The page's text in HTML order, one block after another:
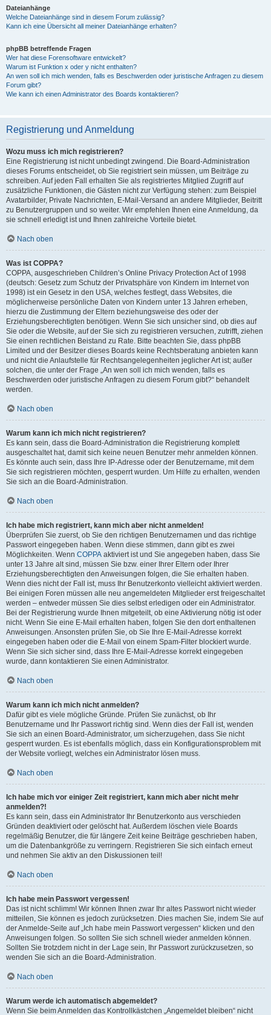
Dateianhänge
Welche Dateianhänge sind in diesem Forum zulässig?
Kann ich eine Übersicht all meiner Dateianhänge erhalten?
phpBB betreffende Fragen
Wer hat diese Forensoftware entwickelt?
Warum ist Funktion x oder y nicht enthalten?
An wen soll ich mich wenden, falls es Beschwerden oder juristische Anfragen zu diesem
Forum gibt?
Wie kann ich einen Administrator des Boards kontaktieren?
Registrierung und Anmeldung
Wozu muss ich mich registrieren?
Eine Registrierung ist nicht unbedingt zwingend. Die Board-Administration
dieses Forums entscheidet, ob Sie registriert sein müssen, um Beiträge zu
schreiben. Auf jeden Fall erhalten Sie als registriertes Mitglied Zugriff auf
zusätzliche Funktionen, die Gästen nicht zur Verfügung stehen: zum Beispiel
Avatarbilder, Private Nachrichten, E-Mail-Versand an andere Mitglieder, Beitritt
zu Benutzergruppen und so weiter. Wir empfehlen Ihnen eine Anmeldung, da
sie schnell erledigt ist und Ihnen zahlreiche Vorteile bietet.
Nach oben
Was ist COPPA?
COPPA, ausgeschrieben Children’s Online Privacy Protection Act of 1998
(deutsch: Gesetz zum Schutz der Privatsphäre von Kindern im Internet von
1998) ist ein Gesetz in den USA, welches festlegt, dass Websites, die
möglicherweise persönliche Daten von Kindern unter 13 Jahren erheben,
hierzu die Zustimmung der Eltern beziehungsweise des oder der
Erziehungsberechtigten benötigen. Wenn Sie sich unsicher sind, ob dies auf
Sie oder die Website, auf der Sie sich zu registrieren versuchen, zutrifft, ziehen
Sie einen rechtlichen Beistand zu Rate. Bitte beachten Sie, dass phpBB
Limited und der Besitzer dieses Boards keine Rechtsberatung anbieten kann
und nicht die Anlaufstelle für Rechtsangelegenheiten jeglicher Art ist; außer
solchen, die unter der Frage „An wen soll ich mich wenden, falls es
Beschwerden oder juristische Anfragen zu diesem Forum gibt?“ behandelt
werden.
Nach oben
Warum kann ich mich nicht registrieren?
Es kann sein, dass die Board-Administration die Registrierung komplett
ausgeschaltet hat, damit sich keine neuen Benutzer mehr anmelden können.
Es könnte auch sein, dass Ihre IP-Adresse oder der Benutzername, mit dem
Sie sich registrieren möchten, gesperrt wurden. Um Hilfe zu erhalten, wenden
Sie sich an die Board-Administration.
Nach oben
Ich habe mich registriert, kann mich aber nicht anmelden!
Überprüfen Sie zuerst, ob Sie den richtigen Benutzernamen und das richtige
Passwort eingegeben haben. Wenn diese stimmen, dann gibt es zwei
Möglichkeiten. Wenn COPPA aktiviert ist und Sie angegeben haben, dass Sie
unter 13 Jahre alt sind, müssen Sie bzw. einer Ihrer Eltern oder Ihrer
Erziehungsberechtigten den Anweisungen folgen, die Sie erhalten haben.
Wenn dies nicht der Fall ist, muss Ihr Benutzerkonto vielleicht aktiviert werden.
Bei einigen Foren müssen alle neu angemeldeten Mitglieder erst freigeschaltet
werden – entweder müssen Sie dies selbst erledigen oder ein Administrator.
Bei der Registrierung wurde Ihnen mitgeteilt, ob eine Aktivierung nötig ist oder
nicht. Wenn Sie eine E-Mail erhalten haben, folgen Sie den dort enthaltenen
Anweisungen. Ansonsten prüfen Sie, ob Sie Ihre E-Mail-Adresse korrekt
eingegeben haben oder die E-Mail von einem Spam-Filter blockiert wurde.
Wenn Sie sich sicher sind, dass Ihre E-Mail-Adresse korrekt eingegeben
wurde, dann kontaktieren Sie einen Administrator.
Nach oben
Warum kann ich mich nicht anmelden?
Dafür gibt es viele mögliche Gründe. Prüfen Sie zunächst, ob Ihr
Benutzername und Ihr Passwort richtig sind. Wenn dies der Fall ist, wenden
Sie sich an einen Board-Administrator, um sicherzugehen, dass Sie nicht
gesperrt wurden. Es ist ebenfalls möglich, dass ein Konfigurationsproblem mit
der Website vorliegt, welches ein Administrator lösen muss.
Nach oben
Ich habe mich vor einiger Zeit registriert, kann mich aber nicht mehr
anmelden?!
Es kann sein, dass ein Administrator Ihr Benutzerkonto aus verschieden
Gründen deaktiviert oder gelöscht hat. Außerdem löschen viele Boards
regelmäßig Benutzer, die für längere Zeit keine Beiträge geschrieben haben,
um die Datenbankgröße zu verringern. Registrieren Sie sich einfach erneut
und nehmen Sie aktiv an den Diskussionen teil!
Nach oben
Ich habe mein Passwort vergessen!
Das ist nicht schlimm! Wir können Ihnen zwar Ihr altes Passwort nicht wieder
mitteilen, Sie können es jedoch zurücksetzen. Dies machen Sie, indem Sie auf
der Anmelde-Seite auf „Ich habe mein Passwort vergessen“ klicken und den
Anweisungen folgen. So sollten Sie sich schnell wieder anmelden können.
Sollten Sie trotzdem nicht in der Lage sein, Ihr Passwort zurückzusetzen, so
wenden Sie sich an die Board-Administration.
Nach oben
Warum werde ich automatisch abgemeldet?
Wenn Sie beim Anmelden das Kontrollkästchen „Angemeldet bleiben“ nicht